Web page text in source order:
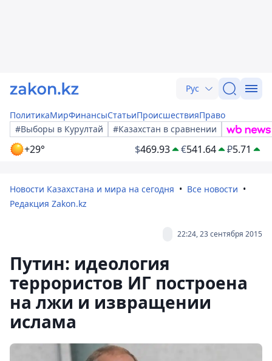
Рус
ПолитикаМирФинансыСтатьиПроисшествияПраво
#Выборы в Курултай
#Казахстан в сравнении
+29° $469.93 €541.64 ₽5.71
Новости Казахстана и мира на сегодня
Все новости
Редакция Zakon.kz
22:24, 23 сентября 2015
Путин: идеология
террористов ИГ построена
на лжи и извращении
ислама